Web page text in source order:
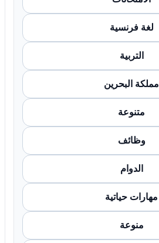
لغة فرنسية
التربية
مملكة البحرين
متنوعة
وظائف
الدوام
مهارات حياتية
منوعة